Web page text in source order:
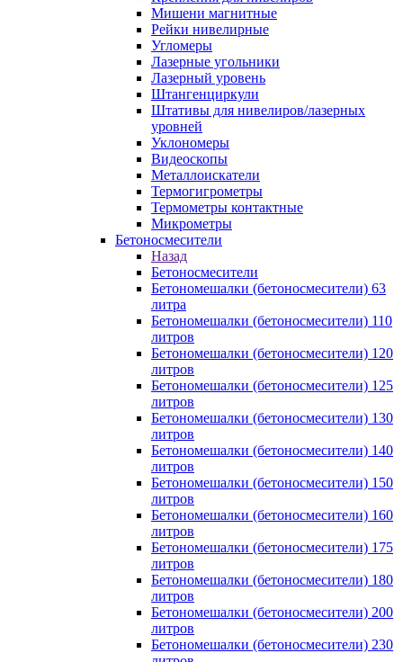
Мишени магнитные
Рейки нивелирные
Угломеры
Лазерные угольники
Лазерный уровень
Штангенциркули
Штативы для нивелиров/лазерных
уровней
Уклономеры
Видеоскопы
Металлоискатели
Термогигрометры
Термометры контактные
Микрометры
Бетоносмесители
Назад
Бетоносмесители
Бетономешалки (бетоносмесители) 63
литра
Бетономешалки (бетоносмесители) 110
литров
Бетономешалки (бетоносмесители) 120
литров
Бетономешалки (бетоносмесители) 125
литров
Бетономешалки (бетоносмесители) 130
литров
Бетономешалки (бетоносмесители) 140
литров
Бетономешалки (бетоносмесители) 150
литров
Бетономешалки (бетоносмесители) 160
литров
Бетономешалки (бетоносмесители) 175
литров
Бетономешалки (бетоносмесители) 180
литров
Бетономешалки (бетоносмесители) 200
литров
Бетономешалки (бетоносмесители) 230